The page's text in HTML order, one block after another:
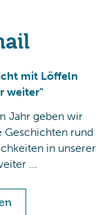
mit Löffeln
weiter"
Jahr geben wir
Geschichten rund
in unserer
...